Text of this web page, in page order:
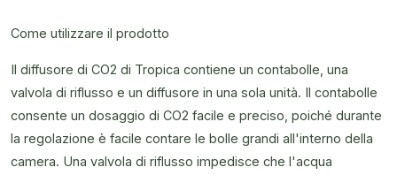
Come utilizzare il prodotto
Il diffusore di CO2 di Tropica contiene un contabolle, una
valvola di riflusso e un diffusore in una sola unità. Il contabolle
consente un dosaggio di CO2 facile e preciso, poiché durante
la regolazione è facile contare le bolle grandi all'interno della
camera. Una valvola di riflusso impedisce che l'acqua